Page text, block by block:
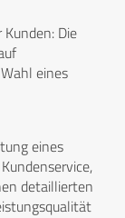
Die
eines
eines
detaillierten